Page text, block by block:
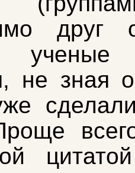
друг
ученые
не зная